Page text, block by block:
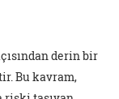
derin bir
Bu kavram,